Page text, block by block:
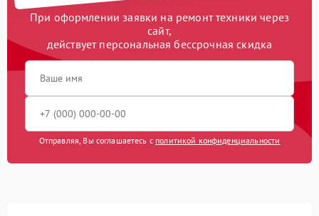
При оформлении заявки на ремонт техники через
сайт,
действует персональная бессрочная скидка
Отправляя, Вы соглашаетесь с политикой конфиденциальности